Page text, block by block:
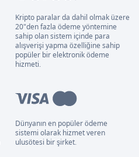
Kripto paralar da dahil olmak üzere
20"den fazla ödeme yöntemine
sahip olan sistem içinde para
alışverişi yapma özelliğine sahip
popüler bir elektronik ödeme
hizmeti.
Dünyanın en popüler ödeme
sistemi olarak hizmet veren
ulusötesi bir şirket.